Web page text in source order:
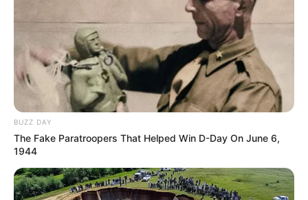
Die sehr gut erhaltene, auf einem Berg
stehende ehemalige Grafen- und
Fürstenburg ist die attraktivste
Sehenswürdigkeit in der Stadt Leutenberg.
Altvaterturm
Schöner Aussichtsturm nahe des
wurde und trotzdem irgendwie ein
historisches Bauwerk ist.
Stausee Hohenwarte
BUZZ DAY
The Fake Paratroopers That Helped Win D-Day On June 6,
1944